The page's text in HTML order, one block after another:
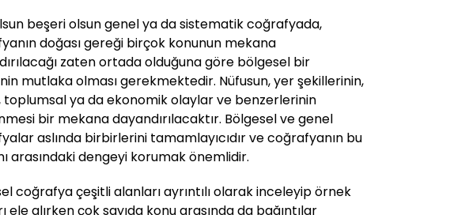
beşeri olsun genel ya da sistematik coğrafyada,
doğası gereği birçok konunun mekana
zaten ortada olduğuna göre bölgesel bir
mutlaka olması gerekmektedir. Nüfusun, yer şekillerinin,
toplumsal ya da ekonomik olaylar ve benzerlerinin
bir mekana dayandırılacaktır. Bölgesel ve genel
aslında birbirlerini tamamlayıcıdır ve coğrafyanın bu
arasındaki dengeyi korumak önemlidir.
coğrafya çeşitli alanları ayrıntılı olarak inceleyip örnek
ele alırken çok sayıda konu arasında da bağıntılar